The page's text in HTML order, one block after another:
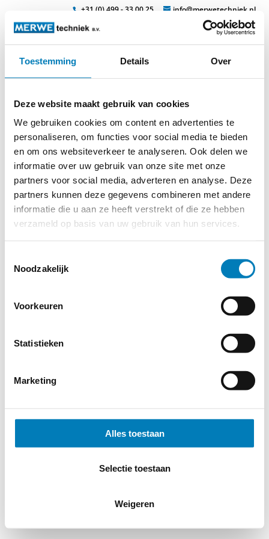
Toestemming Details Over
Deze website maakt gebruik van cookies
We gebruiken cookies om content en advertenties te
personaliseren, om functies voor social media te bieden
en om ons websiteverkeer te analyseren. Ook delen we
informatie over uw gebruik van onze site met onze
partners voor social media, adverteren en analyse. Deze
partners kunnen deze gegevens combineren met andere
informatie die u aan ze heeft verstrekt of die ze hebben
verzameld op basis van uw gebruik van hun services.
Noodzakelijk
Voorkeuren
Statistieken
Marketing
Alles toestaan
Selectie toestaan
Weigeren
+31 (0) 499 - 33 00 25 info@merwetechniek.nl
Veelzijdig in elektrotechnische producten
isomil-2-
gereedschap_page2_image7
© 2026MERWEtechniek B.V.-Disclaimer-Privacy Policy-